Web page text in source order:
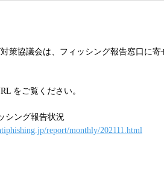
策協議会は、フィッシング報告窓口に
をご覧ください。
シング報告状況
report/monthly/202111.html